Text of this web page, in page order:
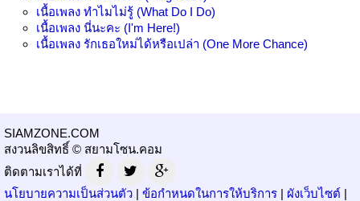
เนื้อเพลง ทำไมไม่รู้ (What Do I Do)
เนื้อเพลง นี่นะคะ (I'm Here!)
เนื้อเพลง รักเธอใหม่ได้หรือเปล่า (One More Chance)
SIAMZONE.COM
สงวนลิขสิทธิ์ © สยามโซน.คอม
ติดตามเราได้ที่
นโยบายความเป็นส่วนตัว | ข้อกำหนดในการให้บริการ | ผังเว็บไซต์ |